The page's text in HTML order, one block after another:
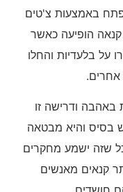
באמצעות צ'טים
הופיעה כאשר
על בלעדיות והחלו
באהבה ודרישה זו
בסיס והיא מבטאה
שזה ישמע מחקרים
קנאים מאנשים